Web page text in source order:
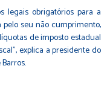
legais obrigatórios para a
seu não cumprimento,
de imposto estadual
explica a presidente do